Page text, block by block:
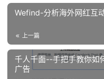
Wefind-分析海外网红互
上一篇
千人千面--手把手教你如
广告